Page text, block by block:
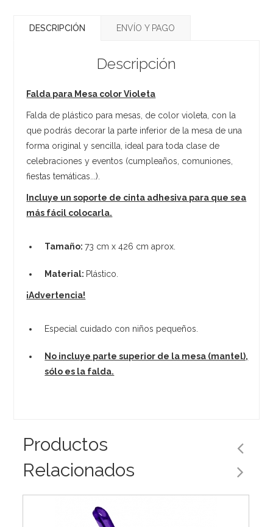
DESCRIPCIÓN ENVÍO Y PAGO
Descripción
Falda para Mesa color Violeta
Falda de plástico para mesas, de color violeta, con la
que podrás decorar la parte inferior de la mesa de una
forma original y sencilla, ideal para toda clase de
celebraciones y eventos (cumpleaños, comuniones,
fiestas temáticas...).
Incluye un soporte de cinta adhesiva para que sea
más fácil colocarla.
Tamaño:73 cm x 426 cm aprox.
Material: Plástico.
¡Advertencia!
Especial cuidado con niños pequeños.
No incluye parte superior de la mesa (mantel),
sólo es la falda.
Productos
Relacionados